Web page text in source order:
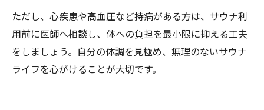
ただし、心疾患や高血圧など持病がある方は、サウナ利
用前に医師へ相談し、体への負担を最小限に抑える工夫
をしましょう。自分の体調を見極め、無理のないサウナ
ライフを心がけることが大切です。